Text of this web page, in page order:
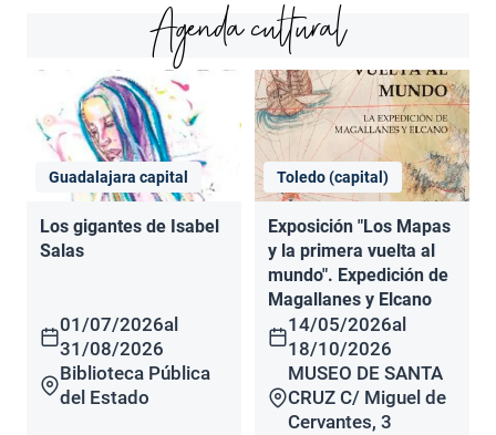
Agenda cultural
Guadalajara capital
Los gigantes de Isabel
Salas
01/07/2026al
31/08/2026
Biblioteca Pública
del Estado
Toledo (capital)
Exposición "Los Mapas
y la primera vuelta al
mundo". Expedición de
Magallanes y Elcano
14/05/2026al
18/10/2026
MUSEO DE SANTA
CRUZ C/ Miguel de
Cervantes, 3